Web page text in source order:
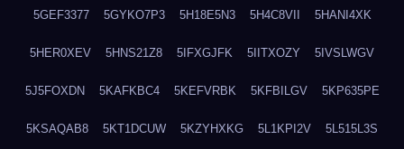
5GEF3377 5GYKO7P3 5H18E5N3 5H4C8VII 5HANI4XK
5HER0XEV 5HNS21Z8 5IFXGJFK 5IITXOZY 5IVSLWGV
5J5FOXDN 5KAFKBC4 5KEFVRBK 5KFBILGV 5KP635PE
5KSAQAB8 5KT1DCUW 5KZYHXKG 5L1KPI2V 5L515L3S